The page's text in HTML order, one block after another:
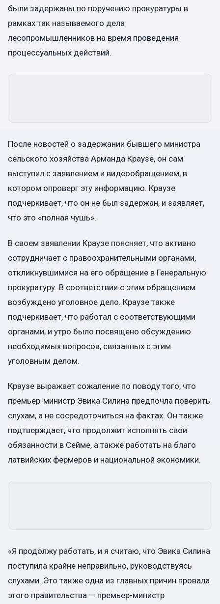
были задержаны по поручению прокуратуры в
рамках так называемого дела
лесопромышленников на время проведения
процессуальных действий.
После новостей о задержании бывшего министра
сельского хозяйства Арманда Краузе, он сам
выступил с заявлением и видеообращением, в
котором опроверг эту информацию. Краузе
подчеркивает, что он не был задержан, и заявляет,
что это «полная чушь».
В своем заявлении Краузе поясняет, что активно
сотрудничает с правоохранительными органами,
откликнувшимися на его обращение в Генеральную
прокуратуру. В соответствии с этим обращением
возбуждено уголовное дело. Краузе также
подчеркивает, что работал с соответствующими
органами, и утро было посвящено обсуждению
необходимых вопросов, связанных с этим
уголовным делом.
Краузе выражает сожаление по поводу того, что
премьер-министр Эвика Силина предпочла поверить
слухам, а не сосредоточиться на фактах. Он также
подтверждает, что продолжит исполнять свои
обязанности в Сейме, а также работать на благо
латвийских фермеров и национальной экономики.
«Я продолжу работать, и я считаю, что Эвика Силина
поступила крайне неправильно, руководствуясь
слухами. Это также одна из главных причин провала
этого правительства — премьер-министр